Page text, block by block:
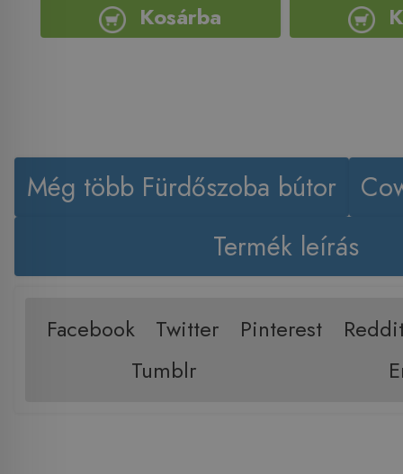
Kosárba
Még több Fürdőszoba bútor
Termék leírás
Facebook Twitter Pinterest
Tumblr